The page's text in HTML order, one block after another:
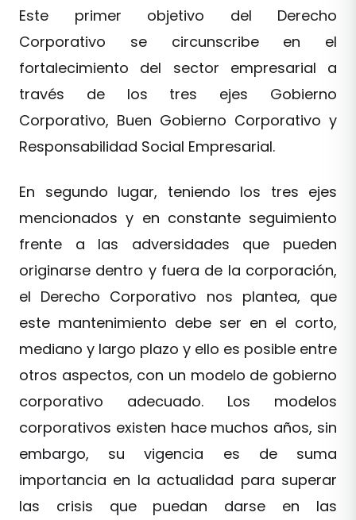
Este primer objetivo del Derecho
Corporativo se circunscribe en el
fortalecimiento del sector empresarial a
través de los tres ejes Gobierno
Corporativo, Buen Gobierno Corporativo y
Responsabilidad Social Empresarial.
En segundo lugar, teniendo los tres ejes
mencionados y en constante seguimiento
frente a las adversidades que pueden
originarse dentro y fuera de la corporación,
el Derecho Corporativo nos plantea, que
este mantenimiento debe ser en el corto,
mediano y largo plazo y ello es posible entre
otros aspectos, con un modelo de gobierno
corporativo adecuado. Los modelos
corporativos existen hace muchos años, sin
embargo, su vigencia es de suma
importancia en la actualidad para superar
las crisis que puedan darse en las